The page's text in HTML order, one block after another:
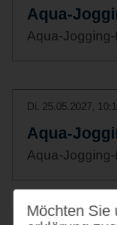
Aqua-
Aqua-
Di. 25.05.2027,
Aqua-
Aqua-
Möchten